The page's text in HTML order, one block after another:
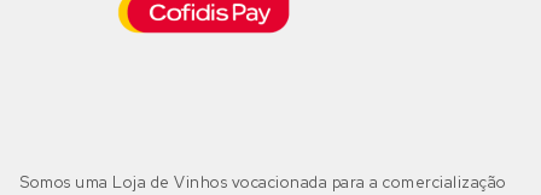
Somos uma Loja de Vinhos vocacionada para a comercialização